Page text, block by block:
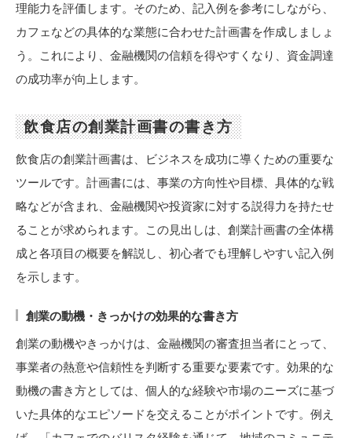
理能力を評価します。そのため、記入例を参考にしながら、
カフェなどの具体的な業態に合わせた計画書を作成しましょ
う。これにより、金融機関の信頼を得やすくなり、資金調達
の成功率が向上します。
飲食店の創業計画書の書き方
飲食店の創業計画書は、ビジネスを成功に導くための重要な
ツールです。計画書には、事業の方向性や目標、具体的な戦
略などが含まれ、金融機関や投資家に対する説得力を持たせ
ることが求められます。この見出しは、創業計画書の全体構
成と各項目の概要を解説し、初心者でも理解しやすい記入例
を示します。
創業の動機・きっかけの効果的な書き方
創業の動機やきっかけは、金融機関の審査担当者にとって、
事業者の熱意や信頼性を判断する重要な要素です。効果的な
動機の書き方としては、個人的な経験や市場のニーズに基づ
いた具体的なエピソードを交えることがポイントです。例え